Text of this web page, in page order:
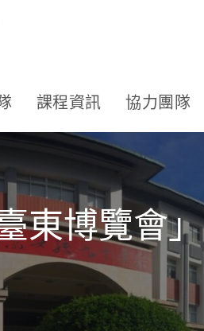
課程資訊 協力團隊
東博覽會」